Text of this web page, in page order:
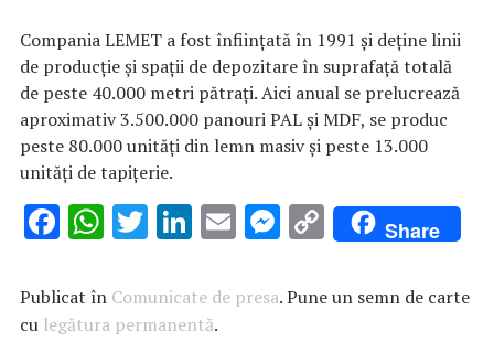
Compania LEMET a fost înființată în 1991 și deține linii
de producție și spații de depozitare în suprafață totală
de peste 40.000 metri pătrați. Aici anual se prelucrează
aproximativ 3.500.000 panouri PAL și MDF, se produc
peste 80.000 unități din lemn masiv și peste 13.000
unități de tapițerie.
F
e
b
W
at
s
T
it
te
Li
k
e
E
ai
M
se
C
o
p
Share
Publicat în Comunicate de presa. Pune un semn de carte
cu legătura permanentă.